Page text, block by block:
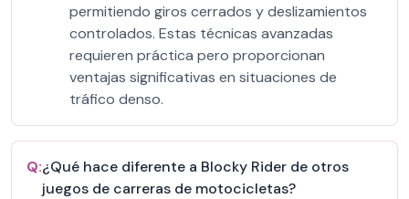
permitiendo giros cerrados y deslizamientos
controlados. Estas técnicas avanzadas
requieren práctica pero proporcionan
ventajas significativas en situaciones de
tráfico denso.
Q:¿Qué hace diferente a Blocky Rider de otros
juegos de carreras de motocicletas?